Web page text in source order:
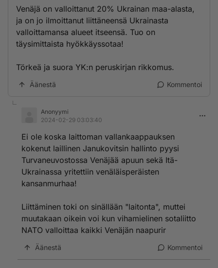
Venäjä on valloittanut 20% Ukrainan maa-alasta,
ja on jo ilmoittanut liittäneensä Ukrainasta
valloittamansa alueet itseensä. Tuo on
täysimittaista hyökkäyssotaa!
Törkeä ja suora YK:n peruskirjan rikkomus.
Äänestä Kommentoi
Anonyymi
2024-02-29 03:03:40
Ei ole koska laittoman vallankaappauksen
kokenut laillinen Janukovitsin hallinto pyysi
Turvaneuvostossa Venäjää apuun sekä Itä-
Ukrainassa yritettiin venäläisperäisten
kansanmurhaa!
Liittäminen toki on sinällään "laitonta", muttei
muutakaan oikein voi kun vihamielinen sotaliitto
NATO valloittaa kaikki Venäjän naapurir
Äänestä Kommentoi